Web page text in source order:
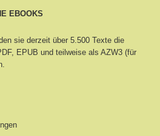
EBOOKS
sie derzeit über 5.500 Texte die
EPUB und teilweise als AZW3 (für